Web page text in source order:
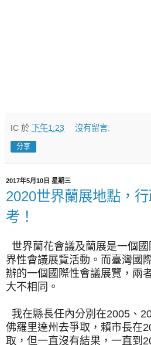
IC 於 下午1:23 沒有留言:
分享
2017年5月10日 星期三
2020世界蘭展地點，
考！
世界蘭花會議及蘭展是一個
界性會議展覽活動。而臺灣國
辦的一個國際性會議展覽，兩
大不相同。
我在縣長任內分別在2005、
佛羅里達州去爭取，賴市長在
取，但一直沒有結果，一直到